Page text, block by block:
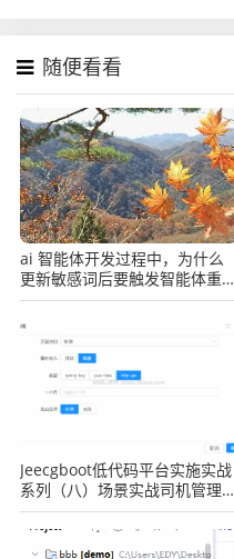
随便看看
ai 智能体开发过程中，为什么
更新敏感词后要触发智能体重注
册？
Jeecgboot低代码平台实施实战
系列（八）场景实战司机管理之
表单Java增强之使用http接口